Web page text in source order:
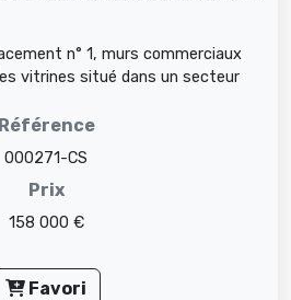
n° 1, murs commerciaux
vitrines situé dans un secteur
Référence
000271-CS
Prix
158 000 €
Favori